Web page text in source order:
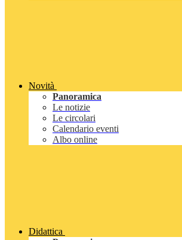
Novità
Panoramica
Le notizie
Le circolari
Calendario eventi
Albo online
Didattica